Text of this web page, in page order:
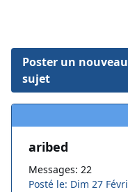
Poster un nouveau
sujet
aribed
Messages: 22
Posté le: Dim 27